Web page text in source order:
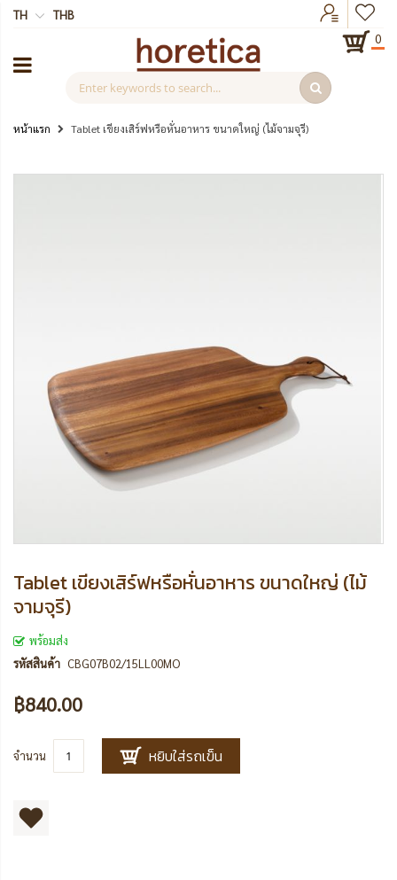
TH
THB
0
หน้าแรก Tablet เขียงเสิร์ฟหรือหั่นอาหาร ขนาดใหญ่ (ไม้จามจุรี)
Tablet เขียงเสิร์ฟหรือหั่นอาหาร ขนาดใหญ่ (ไม้
จามจุรี)
พร้อมส่ง
รหัสสินค้า CBG07B02/15LL00MO
฿840.00
จำนวน หยิบใส่รถเข็น